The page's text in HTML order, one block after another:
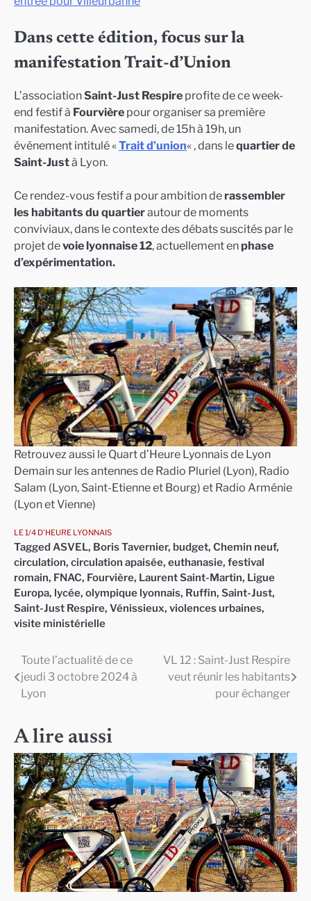
Dans cette édition, focus sur la
manifestation Trait-d’Union
L’associationSaint-Just Respire profite de ce week-
end festif à Fourvière pour organiser sa première
manifestation. Avec samedi, de 15h à 19h, un
événement intitulé «Trait d’union« , dans lequartier de
Saint-Justà Lyon.
Ce rendez-vous festif a pour ambition de rassembler
les habitants du quartierautour de moments
conviviaux, dans le contexte des débats suscités par le
projet devoie lyonnaise 12, actuellement en phase
d’expérimentation.
Retrouvez aussi le Quart d’Heure Lyonnais de Lyon
Demain sur les antennes de Radio Pluriel (Lyon), Radio
Salam (Lyon, Saint-Etienne et Bourg) et Radio Arménie
(Lyon et Vienne)
LE 1/4 D'HEURE LYONNAIS
Tagged ASVEL, Boris Tavernier, budget, Chemin neuf,
circulation, circulation apaisée, euthanasie, festival
romain, FNAC, Fourvière, Laurent Saint-Martin, Ligue
Europa, lycée, olympique lyonnais, Ruffin, Saint-Just,
Saint-Just Respire, Vénissieux, violences urbaines,
visite ministérielle
Navigation
de
Toute l’actualité de ce
jeudi 3 octobre 2024 à
Lyon
VL 12 : Saint-Just Respire
veut réunir les habitants
pour échanger
A lire aussi